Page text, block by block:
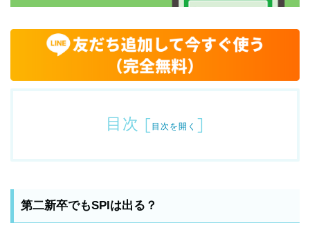
目次 [ 目次を開く ]
第二新卒でもSPIは出る？